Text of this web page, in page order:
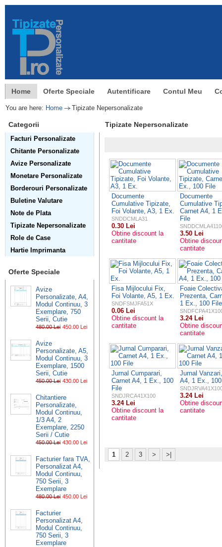
Home Oferte Speciale Autentificare Contul Meu
You are here: Home Tipizate Nepersonalizate
Categorii
Facturi Personalizate
Chitante Personalizate
Avize Personalizate
Monetare Personalizate
Borderouri Personalizate
Buletine Valutare
Note de Plata
Tipizate Nepersonalizate
Role de Case
Hartie Imprimanta
Oferte Speciale
Avize
Personalizate, A4,
Modul Continuu, 3
Exemplare, 750
Serii, Cutie
480.00 Lei 450.00 Lei
Avize
Personalizate, A5,
Modul Continuu, 3
Exemplare, 1500
Serii, Cutie
450.00 Lei 430.00 Lei
Chitantiere
Personalizate,
Modul Continuu,
1/3 A4, 2
Exemplare, 2250
Serii / Cutie
450.00 Lei 430.00 Lei
Facturier fara TVA,
Personalizat A4,
Modul Continuu,
750 Serii, 3
Exemplare
480.00 Lei 450.00 Lei
Facturier
Personalizat A4,
Modul Continuu,
750 Serii, 3
Exemplare
Tipizate Nepersonalizate
Documente
Cumulative Tipizate,
Foi Volante, A3, 1 Ex.
SNDDCMLA31
0.30 Lei
Obtine discount la
cantitate
Documente
Cumulative
Carnet A4, 1
File
3.50 Lei
Obtine
cantitate
Fisa Mijlocului Fix,
Foi Volante, A5, 1 Ex.
SNDFSMJFA51X
0.06 Lei
Obtine discount la
cantitate
Foaie
Prezenta,
1 Ex., 100 File
3.24 Lei
Obtine
cantitate
Jurnal Cumparari,
Carnet A4, 1 Ex., 100
File
SNDJRCA41X100
3.24 Lei
Obtine discount la
cantitate
Jurnal
A4, 1 Ex.,
3.24 Lei
Obtine
cantitate
1 2 3 > >|